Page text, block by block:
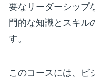
要なリーダーシップ
門的な知識とスキル
す。
このコースには、ビ